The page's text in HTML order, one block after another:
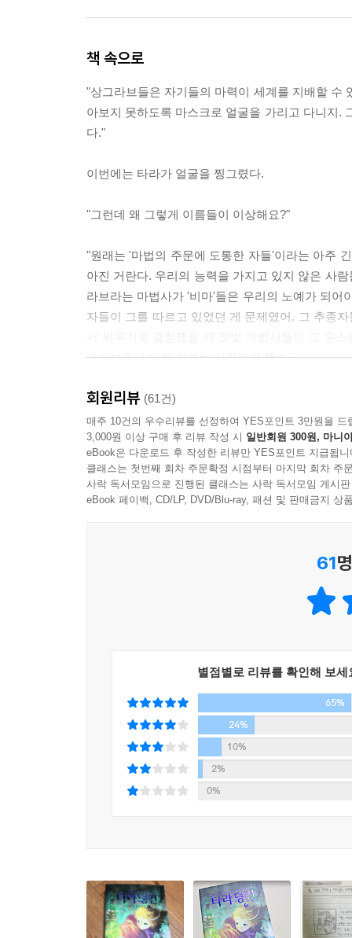
자연스레 화제가 되고 있는 『해리포터』와 비
되었고, 전화위복 격으로 아기자기하고, 쉴새 없
또 하나의 매력은 판타지의 장점을 살린, 상상력
발휘하게 해준다. 또한, 예언을 하는 키디코이 사
지명이다.
캐릭터와 패밀리어의 독특함도 빼놓을 수 없는
다양한 친구 캐릭터가 등장하는데, 현실의 첩보
긴장되면 말을 더듬는 무아노, 민첩하고 친절한
마법사에게 운명적으로 조우하게 되는 패밀리어
시리즈의 첫편은 타라의 능력을 이용하기 위한 상
정체에 대해 힌트를 주자면, 타라가 능력을 조절
곳곳에 숨겨진 아기자기한 복선으로 가득한 타
점이다. 그러나 그 정도야. 2편에서는 친구들의 어
빗자루와 마법지팡이라는 전형적인 도구는 등장
책 속으로
"상그라브들은 자기들의 마력이 세계를 지배할 수
아보지 못하도록 마스크로 얼굴을 가리고 다니지.
다."
이번에는 타라가 얼굴을 찡그렸다.
"그런데 왜 그렇게 이름들이 이상해요?"
"원래는 '마법의 주문에 도통한 자들'이라는 아주
아진 거란다. 우리의 능력을 가지고 있지 않은 사
라브라는 마법사가 '비마'들은 우리의 노예가 되어
자들이 그를 따르고 있었던 게 문제였어. 그 추종
그라브들에 대한 경계는 시켰어야 했소."
이사벨라는 반박했다.
"나는 타라틸랑넴을 마법사가 아니라 정상적인
르쳐주지 않은 겁니다. 그리고 내 손녀딸을 보호
--- p.72
회원리뷰 (61건)
매주 10건의 우수리뷰를 선정하여 YES포인트 3만원을 드
3,000원 이상 구매 후 리뷰 작성 시 일반회원 300원, 마니
eBook은 다운로드 후 작성한 리뷰만 YES포인트 지급됩니
클래스는 첫번째 회차 주문확정 시점부터 마지막 회차 주
사락 독서모임으로 진행된 클래스는 사락 독서모임 게시
eBook 페이백, CD/LP, DVD/Blu-ray, 패션 및 판매금지 상
61
별점별로 리뷰를 확인해 보세
65%
24%
10%
2%
0%